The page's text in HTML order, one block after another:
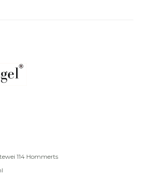
114 Hommerts